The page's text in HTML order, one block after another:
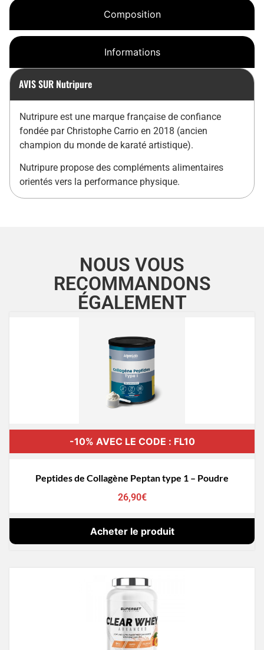
Composition
Informations
AVIS SUR Nutripure
Nutripure est une marque française de confiance
fondée par Christophe Carrio en 2018 (ancien
champion du monde de karaté artistique).
Nutripure propose des compléments alimentaires
orientés vers la performance physique.
NOUS VOUS
RECOMMANDONS
ÉGALEMENT
-10% AVEC LE CODE : FL10
Peptides de Collagène Peptan type 1 – Poudre
26,90€
Acheter le produit